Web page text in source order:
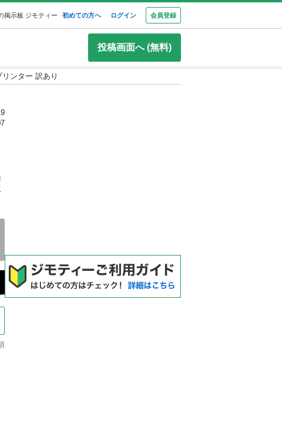
掲示板 ジモティー 初めての方へ ログイン 会員登録
投稿画面へ (無料)
ンター 訳あり